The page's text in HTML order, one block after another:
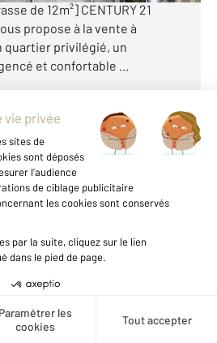
Créer une alerte
de 12m²] CENTURY 21
propose à la vente à
quartier privilégié, un
et confortable ...
le détail du bien